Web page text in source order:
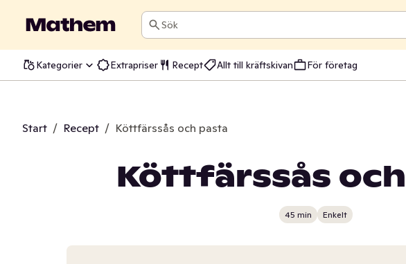
Sök
Kategorier Extrapriser Recept Allt till kräftskivan För företag
Start / Recept / Köttfärssås och pasta
Köttfärssås
45 min Enkelt